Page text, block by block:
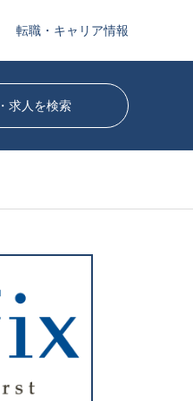
転職・キャリア情報